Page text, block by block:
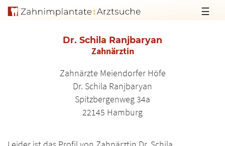
☰
Dr. Schila Ranjbaryan
Zahnärztin
Zahnärzte Meiendorfer Höfe
Dr. Schila Ranjbaryan
Spitzbergenweg 34a
22145 Hamburg